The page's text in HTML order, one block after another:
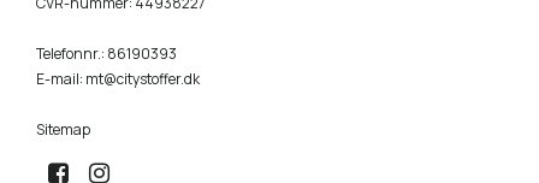
Telefonnr.: 86190393
E-mail: mt@citystoffer.dk
Sitemap